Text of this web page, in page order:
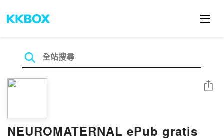
NEUROMATERNAL ePub gratis
分享